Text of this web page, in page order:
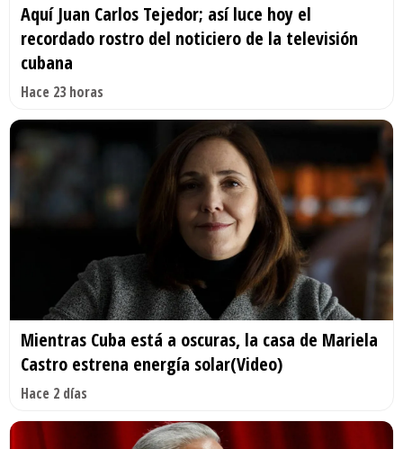
Aquí Juan Carlos Tejedor; así luce hoy el
recordado rostro del noticiero de la televisión
cubana
Hace 23 horas
Mientras Cuba está a oscuras, la casa de Mariela
Castro estrena energía solar(Video)
Hace 2 días